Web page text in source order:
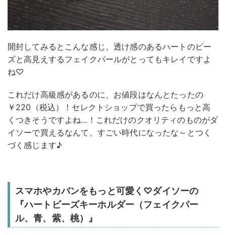
開封してみるとこんな感じ。透け感のあるハートのビー
ズと高見えするフェイクパールがとってもキレイですよ
ね♡
これだけ高級感があるのに、お値段はなんとたったの
￥220（税込）！セレクトショップで買ったらもっと高
くつきそうですよね…！これだけのクオリティのものがダ
イソーで買えるなんて、すごい時代になったな～とつく
づく感じます♪
スマホやカバンをもっと可愛く♡ダイソーの
『ハートビーズキーホルダー（フェイクパー
ル、青、紫、桃）』